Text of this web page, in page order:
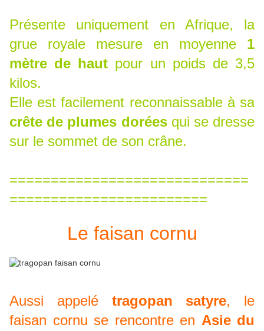
Présente uniquement en Afrique, la
grue royale mesure en moyenne 1
mètre de haut pour un poids de 3,5
kilos.
Elle est facilement reconnaissable à sa
crête de plumes doréesqui se dresse
sur le sommet de son crâne.
=============================
========================
Le faisan cornu
Aussi appelé tragopan satyre, le
faisan cornu se rencontre en Asie du